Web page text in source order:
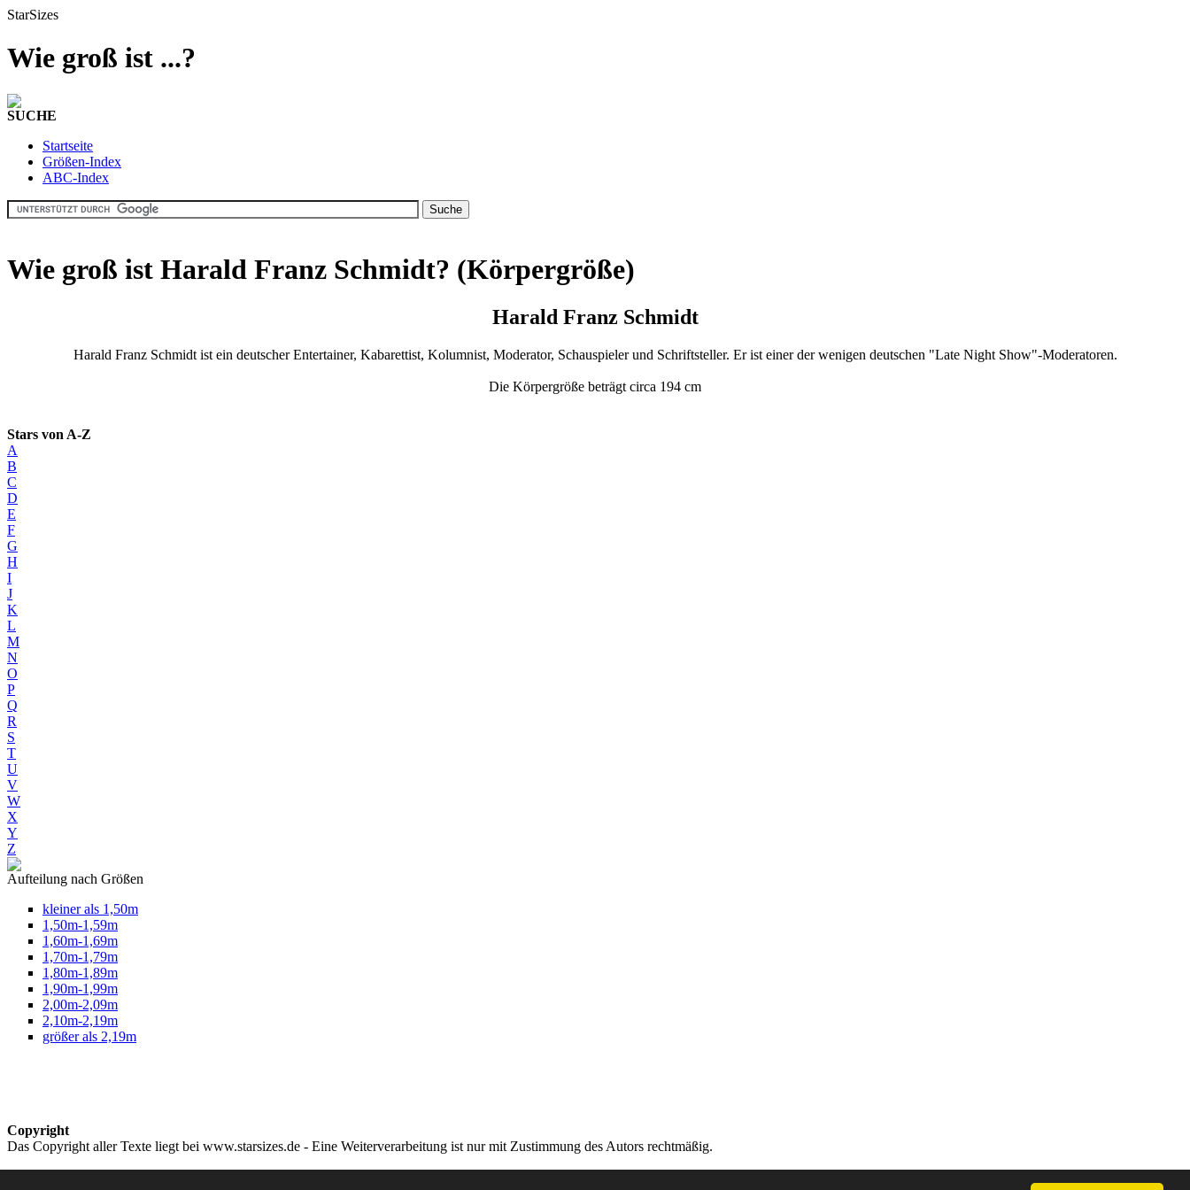
StarSizes
Wie groß ist ...?
SUCHE
Startseite
Größen-Index
ABC-Index
Wie groß ist Harald Franz Schmidt? (Körpergröße)
Harald Franz Schmidt
Harald Franz Schmidt ist ein deutscher Entertainer, Kabarettist, Kolumnist, Moderator, Schauspieler und Schriftsteller. Er ist einer der wenigen deutschen "Late Night Show"-Moderatoren.
Die Körpergröße beträgt circa 194 cm
Stars von A-Z
A
B
C
D
E
F
G
H
I
J
K
L
M
N
O
P
Q
R
S
T
U
V
W
X
Y
Z
Aufteilung nach Größen
kleiner als 1,50m
1,50m-1,59m
1,60m-1,69m
1,70m-1,79m
1,80m-1,89m
1,90m-1,99m
2,00m-2,09m
2,10m-2,19m
größer als 2,19m
Copyright
Das Copyright aller Texte liegt bei www.starsizes.de - Eine Weiterverarbeitung ist nur mit Zustimmung des Autors rechtmäßig.